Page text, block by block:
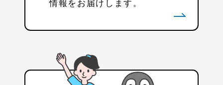
情報をお届けします。